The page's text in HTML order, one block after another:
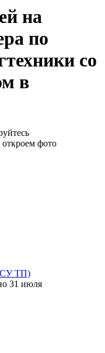
на
по
со
в
фото
ТП)
31 июля